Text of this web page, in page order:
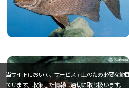
当サイトにおいて、サービス向上のため必要な範
ています。収集した情報は適切に取り扱います。